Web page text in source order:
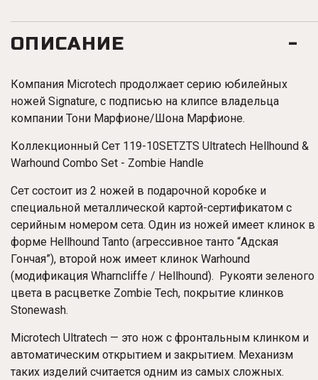
ОПИСАНИЕ
Компания Microtech продолжает серию юбилейных
ножей Signature, с подписью на клипсе владельца
компании Тони Марфионе/Шона Марфионе.
Коллекционный Сет 119-10SETZTS Ultratech Hellhound &
Warhound Combo Set - Zombie Handle
Сет состоит из 2 ножей в подарочной коробке и
специальной металлической картой-сертификатом с
серийным номером сета. Один из ножей имеет клинок в
форме Hellhound Tanto (агрессивное танто “Адская
Гончая”), второй нож имеет клинок Warhound
(модификация Wharncliffe / Hellhound). Рукояти зеленого
цвета в расцветке Zombie Tech, покрытие клинков
Stonewash.
Microtech Ultratech — это нож с фронтальным клинком и
автоматическим открытием и закрытием. Механизм
таких изделий считается одним из самых сложных.